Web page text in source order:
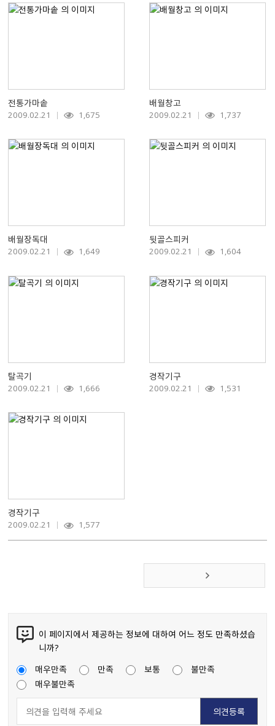
전통가마솥
2009.02.21 1,675
배월창고
2009.02.21 1,737
배월장독대
2009.02.21 1,649
뒷골스피커
2009.02.21 1,604
탈곡기
2009.02.21 1,666
경작기구
2009.02.21 1,531
경작기구
2009.02.21 1,577
이 페이지에서 제공하는 정보에 대하여 어느 정도 만족하셨습
니까?
매우만족
만족 보통
불만족
매우불만족